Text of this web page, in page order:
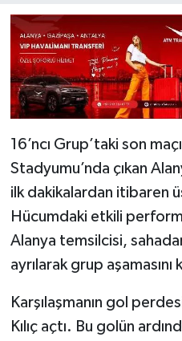
16’ncı Grup’taki son
Stadyumu’nda çıkan
ilk dakikalardan itibaren
Hücumdaki etkili
Alanya temsilcisi,
ayrılarak grup
Karşılaşmanın gol
Kılıç açtı. Bu golün